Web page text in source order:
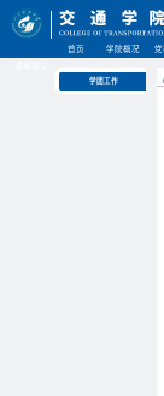
首页 学院概况 党
学团工作